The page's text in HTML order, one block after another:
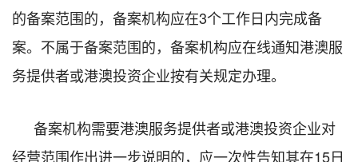
的备案范围的，备案机构应在3个工作日内完成备
案。不属于备案范围的，备案机构应在线通知港澳服
务提供者或港澳投资企业按有关规定办理。
备案机构需要港澳服务提供者或港澳投资企业对
经营范围作出进一步说明的，应一次性告知其在15日